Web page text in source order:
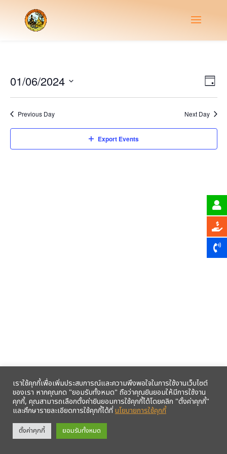
Day
01/06/2024
Previous Day Next Day
Export Events
รับข้อมูลข่าวสารจากสหกรณ์ฯ ผ่าน LINE ก่อนใคร คลิก!
เราใช้คุกกี้เพื่อเพิ่มประสบการณ์และความพึงพอใจในการใช้งานเว็บไซต์
ของเรา หากคุณกด "ยอมรับทั้งหมด" ถือว่าคุณยินยอมให้มีการใช้งาน
คุกกี้, คุณสามารถเลือกตั้งค่ายินยอมการใช้คุกกี้ได้โดยคลิก "ตั้งค่าคุกกี้"
และศึกษารายละเอียดการใช้คุกกี้ได้ที่นโยบายการใช้คุกกี้
ตั้งค่าคุกกี้ ยอมรับทั้งหมด